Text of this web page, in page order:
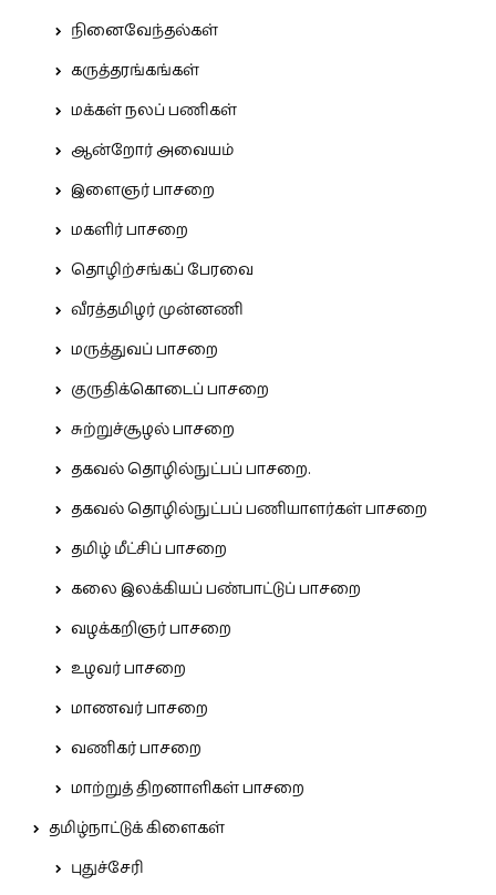
நினைவேந்தல்கள்
கருத்தரங்கங்கள்
மக்கள் நலப் பணிகள்
ஆன்றோர் அவையம்
இளைஞர் பாசறை
மகளிர் பாசறை
தொழிற்சங்கப் பேரவை
வீரத்தமிழர் முன்னணி
மருத்துவப் பாசறை
குருதிக்கொடைப் பாசறை
சுற்றுச்சூழல் பாசறை
தகவல் தொழில்நுட்பப் பாசறை.
தகவல் தொழில்நுட்பப் பணியாளர்கள் பாசறை
தமிழ் மீட்சிப் பாசறை
கலை இலக்கியப் பண்பாட்டுப் பாசறை
வழக்கறிஞர் பாசறை
உழவர் பாசறை
மாணவர் பாசறை
வணிகர் பாசறை
மாற்றுத் திறனாளிகள் பாசறை
தமிழ்நாட்டுக் கிளைகள்
புதுச்சேரி